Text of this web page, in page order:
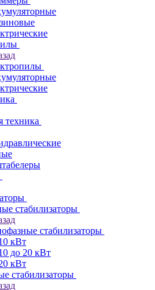
техника
стабилизаторы
стабилизаторы
кВт
до 20 кВт
кВт
стабилизаторы